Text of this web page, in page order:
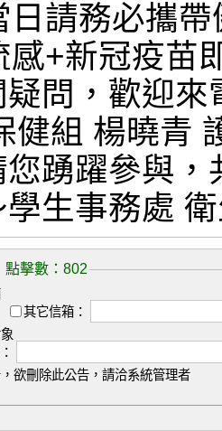
問，歡迎來
健組 楊曉青
踴躍參與
點擊數：802
其它信箱：
欲刪除此公告，請洽系統管理者